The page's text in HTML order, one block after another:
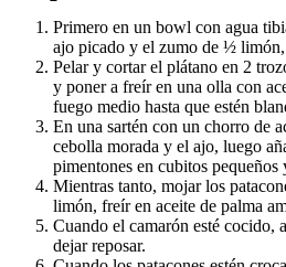
Primero en un bowl con agua
ajo picado y el zumo de ½ limón,
Pelar y cortar el plátano en 2
y poner a freír en una olla con
fuego medio hasta que estén
En una sartén con un chorro de
cebolla morada y el ajo, luego
pimentones en cubitos
Mientras tanto, mojar los
limón, freír en aceite de palma
Cuando el camarón esté
dejar reposar.